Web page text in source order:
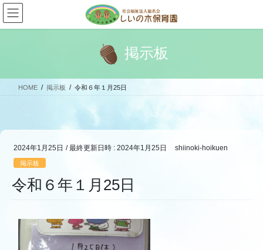
コ
ン
テ
ス
ナ
ビ
ゲ
ン
掲示板
HOME 掲示板 令和６年１月25日
2024年1月25日 / 最終更新日時 : 2024年1月25日 shiinoki-hoikuen
掲示板
令和６年１月25日